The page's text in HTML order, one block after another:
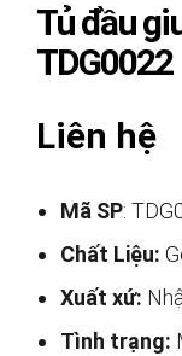
Tủ đầu
TDG0022
Liên hệ
Mã SP:
Chất Liệu:
Xuất xứ:
Tình trạng: